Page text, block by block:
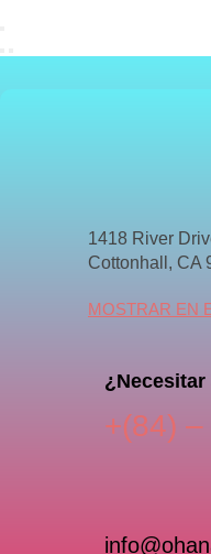
1418 River
Cottonhall, CA
MOSTRAR EN
¿Necesitar
+(84)